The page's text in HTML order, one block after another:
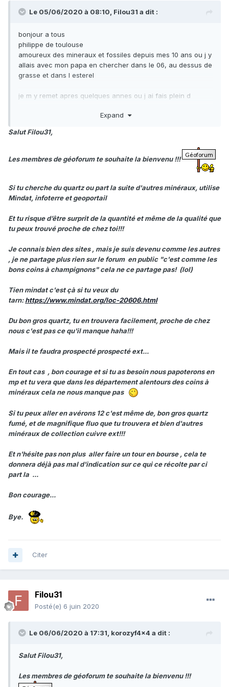
Le 05/06/2020 à 08:10, Filou31 a dit :
bonjour a tous
philippe de toulouse
amoureux des mineraux et fossiles depuis mes 10 ans ou j y
allais avec mon papa en chercher dans le 06, au dessus de
grasse et dans l esterel
je m y remet apres quelques annes ou j ai fais plein d
trouver un il y a 30 ans qui fait 3 mm mais je l adore, donc j
Expand
Salut Filou31,
Les membres de géoforum te souhaite la bienvenu !!!
Si tu cherche du quartz ou part la suite d'autres minéraux, utilise
Mindat, infoterre et geoportail
Et tu risque d’être surprit de la quantité et même de la qualité que
tu peux trouvé proche de chez toi!!!
Je connais bien des sites , mais je suis devenu comme les autres
, je ne partage plus rien sur le forum en public "c'est comme les
bons coins à champignons" cela ne ce partage pas! (lol)
Tien mindat c'est çà si tu veux du
tarn:https://www.mindat.org/loc-20606.html
Du bon gros quartz, tu en trouvera facilement, proche de chez
nous c'est pas ce qu'il manque haha!!!
Mais il te faudra prospecté prospecté ext...
En tout cas , bon courage et si tu as besoin nous papoterons en
mp et tu vera que dans les département alentours des coins à
minéraux cela ne nous manque pas
Si tu peux aller en avérons 12 c'est même de, bon gros quartz
fumé, et de magnifique fluo que tu trouvera et bien d'autres
minéraux de collection cuivre ext!!!
Et n'hésite pas non plus aller faire un tour en bourse , cela te
donnera déjà pas mal d'indication sur ce qui ce récolte par ci
part la ...
Bon courage...
Bye.
Citer
Filou31
Posté(e) 6 juin 2020
Le 06/06/2020 à 17:31, korozyf4x4 a dit :
Salut Filou31,
Les membres de géoforum te souhaite la bienvenu !!!